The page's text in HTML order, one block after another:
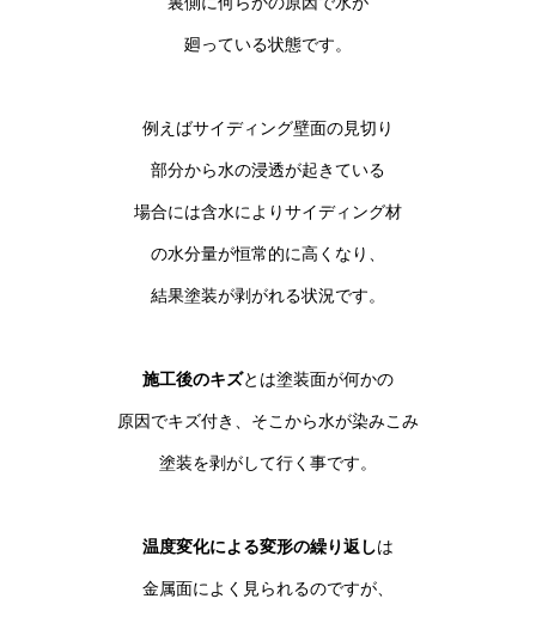
廻っている状態です。
例えばサイディング壁面の見切り
部分から水の浸透が起きている
場合には含水によりサイディング材
の水分量が恒常的に高くなり、
結果塗装が剥がれる状況です。
施工後のキズとは塗装面が何かの
原因でキズ付き、そこから水が染みこみ
塗装を剥がして行く事です。
温度変化による変形の繰り返しは
金属面によく見られるのですが、